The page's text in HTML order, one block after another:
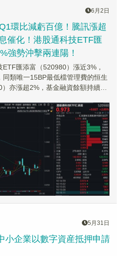
6月2日
環比減虧百億！騰訊漲超
催化！港股通科技ETF匯
強勢沖擊兩連陽！
匯添富（520980）漲近3%，
類唯一15BP最低檔管理費的恒生
亦漲超2%，基金融資餘額持續回
5月31日
小企業以數字資産抵押申請